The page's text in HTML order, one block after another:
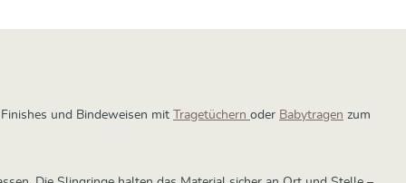
und Bindeweisen mit Tragetüchern oder Babytragen zum